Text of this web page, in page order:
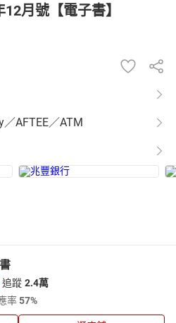
月號【電子書】
AFTEE／ATM
追蹤 2.4萬
率57%